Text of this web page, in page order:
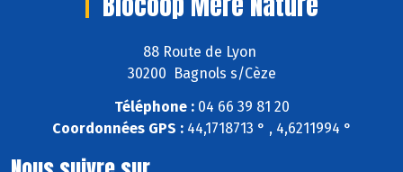
88 Route de Lyon
30200 Bagnols s/Cèze
Téléphone :04 66 39 81 20
Coordonnées GPS :44,1718713 ° , 4,6211994 °